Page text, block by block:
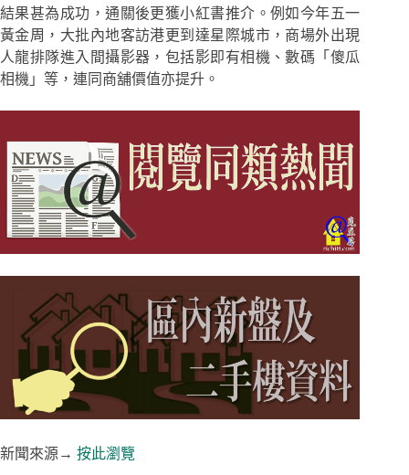
結果甚為成功，通關後更獲小紅書推介。例如今年五一
黃金周，大批內地客訪港更到達星際城市，商場外出現
人龍排隊進入間攝影器，包括影即有相機、數碼「傻瓜
相機」等，連同商舖價值亦提升。
新聞來源→ 按此瀏覽